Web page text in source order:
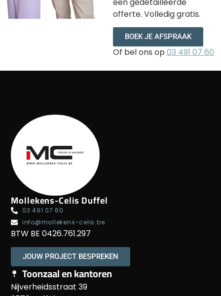
offerte. Volledig gratis.
BOEK JE AFSPRAAK
Of bel ons op 03 491 07 60
Mollekens-Celis Duffel
03 491 07 60
info@mollekens-celis.be
BTW BE 0426.761.297
JOUW PROJECT BESPREKEN
Toonzaal en kantoren
Nijverheidsstraat 39